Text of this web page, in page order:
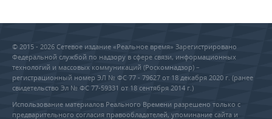
© 2015 - 2026 Сетевое издание «Реальное время» Зарегистрировано
Федеральной службой по надзору в сфере связи, информационных
технологий и массовых коммуникаций (Роскомнадзор) –
регистрационный номер ЭЛ № ФС 77 - 79627 от 18 декабря 2020 г. (ранее
свидетельство Эл № ФС 77-59331 от 18 сентября 2014 г.)
Использование материалов Реального Времени разрешено только с
предварительного согласия правообладателей, упоминание сайта и